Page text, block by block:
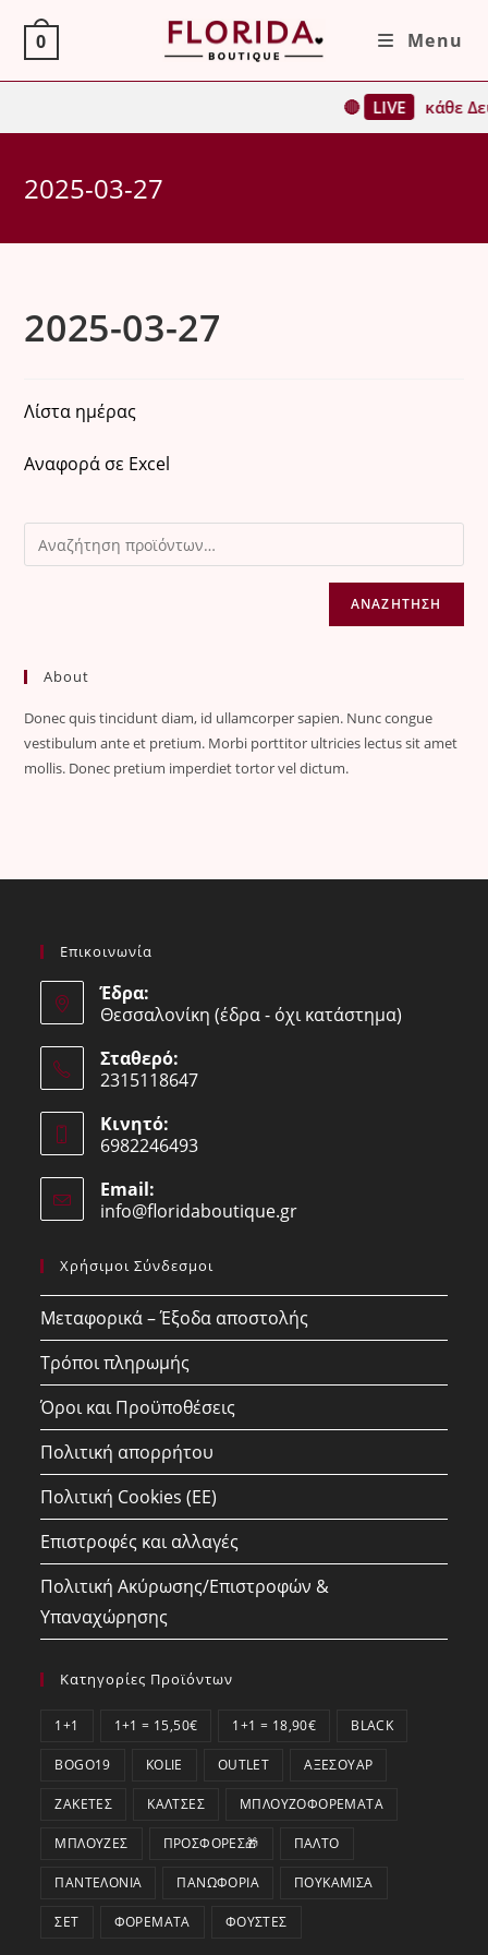
content
0 Menu
🔴 LIVE κάθε
2025-03-27
2025-03-27
Λίστα ημέρας
Αναφορά σε Excel
ΑΝΑΖΉΤΗΣΗ
About
Donec quis tincidunt diam, id ullamcorper sapien. Nunc congue
vestibulum ante et pretium. Morbi porttitor ultricies lectus sit amet
mollis. Donec pretium imperdiet tortor vel dictum.
Επικοινωνία
Έδρα:
Θεσσαλονίκη (έδρα - όχι κατάστημα)
Σταθερό:
2315118647
in
your
application
Κινητό:
6982246493
in
your
Email:
info@floridaboutique.grOpens
Χρήσιμοι Σύνδεσμοι
Μεταφορικά – Έξοδα αποστολής
Τρόποι πληρωμής
Όροι και Προϋποθέσεις
Πολιτική απορρήτου
Πολιτική Cookies (ΕΕ)
Επιστροφές και αλλαγές
Πολιτική Ακύρωσης/Επιστροφών &
Υπαναχώρησης
Κατηγορίες Προϊόντων
1+1 1+1 = 15,50€ 1+1 = 18,90€ BLACK
BOGO19 KOLIE OUTLET ΑΞΕΣΟΥΆΡ
ΖΑΚΈΤΕΣ ΚΆΛΤΣΕΣ ΜΠΛΟΥΖΟΦΟΡΈΜΑΤΑ
ΜΠΛΟΎΖΕΣ ΠΡΟΣΦΟΡΕΣ🎁 ΠΑΛΤΌ
ΠΑΝΤΕΛΌΝΙΑ ΠΑΝΩΦΌΡΙΑ ΠΟΥΚΆΜΙΣΑ
ΣΕΤ ΦΟΡΈΜΑΤΑ ΦΟΎΣΤΕΣ